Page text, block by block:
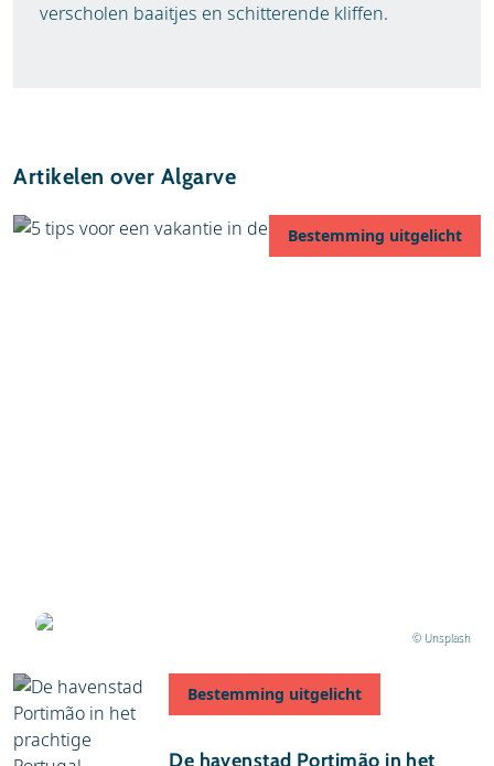
verscholen baaitjes en schitterende kliffen.
Artikelen over Algarve
Bestemming uitgelicht
© Unsplash
Bestemming uitgelicht
De havenstad Portimão in het